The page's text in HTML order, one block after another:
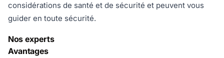
considérations de santé et de sécurité et peuvent vous
guider en toute sécurité.
Nos experts
Avantages